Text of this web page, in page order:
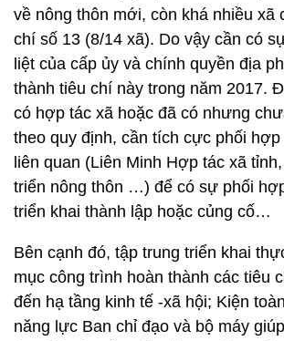
về nông thôn mới, còn khá nhiều xã
chí số 13 (8/14 xã). Do vậy cần có
liệt của cấp ủy và chính quyền địa
thành tiêu chí này trong năm 2017.
có hợp tác xã hoặc đã có nhưng
theo quy định, cần tích cực phối
liên quan (Liên Minh Hợp tác xã
triển nông thôn …) để có sự phối
triển khai thành lập hoặc củng cố…
Bên cạnh đó, tập trung triển khai
mục công trình hoàn thành các tiêu
đến hạ tầng kinh tế -xã hội; Kiện
năng lực Ban chỉ đạo và bộ máy